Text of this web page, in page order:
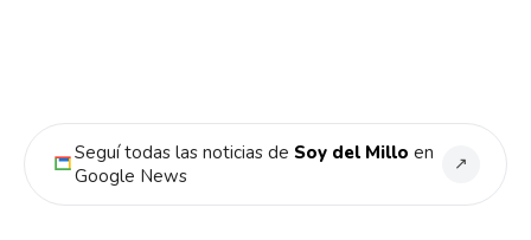
Seguí todas las noticias de Soy del Millo en
Google News
↗